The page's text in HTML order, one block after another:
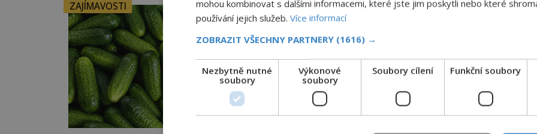
ZAJÍMAVOSTI Kde se vzala okurková sezóna?
Prostě období, kdy se téměř nic neděje. Divadla
nehrají, v parlamentu se nehlasuje, všichni jsou na
dovolené a média tak nemají o čem mluvit a psát. A
vymýšlejí si proto témata, které nikoho nezajímají. Proč
je však ona letní doba spojovaná zrovna s okurkami?
Okurkovou sezónu známe už od poloviny 19. století,
mohou kombinovat s dalšími informacemi, které jste jim poskytli nebo které
používání jejich služeb. Více informací
ZOBRAZIT VŠECHNY PARTNERY (1616) →
Nezbytně nutné
soubory
Výkonové
soubory
Soubory cílení Funkční soubory